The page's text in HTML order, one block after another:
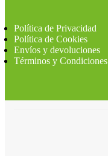
Política de Privacidad
Política de Cookies
Envíos y devoluciones
Términos y Condiciones